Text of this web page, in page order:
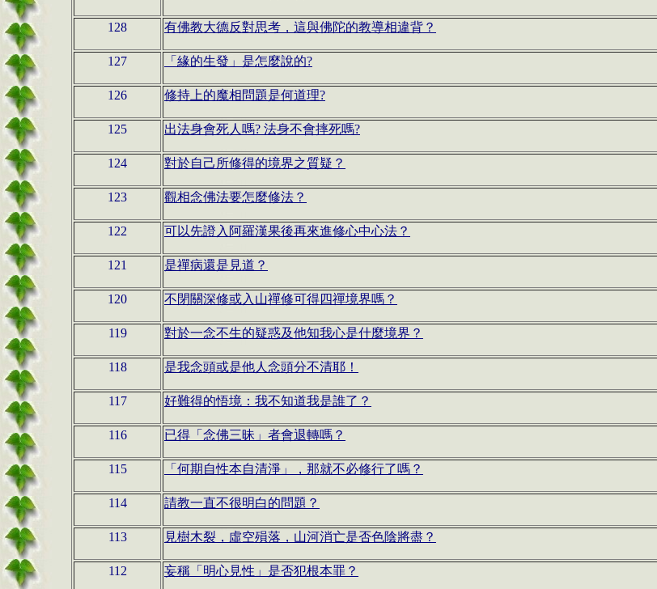
128
有佛教大德反對思考，這與佛陀的教導相違背？
127
「緣的生發」是怎麼說的?
126
修持上的魔相問題是何道理?
125
出法身會死人嗎? 法身不會摔死嗎?
124
對於自己所修得的境界之質疑？
123
觀相念佛法要怎麼修法？
122
可以先證入阿羅漢果後再來進修心中心法？
121
是禪病還是見道？
120
不閉關深修或入山禪修可得四禪境界嗎？
119
對於一念不生的疑惑及他知我心是什麼境界？
118
是我念頭或是他人念頭分不清耶！
117
好難得的悟境：我不知道我是誰了？
116
已得「念佛三昧」者會退轉嗎？
115
「何期自性本自清淨」，那就不必修行了嗎？
114
請教一直不很明白的問題？
113
見樹木裂，虛空殞落，山河消亡是否色陰將盡？
112
妄稱「明心見性」是否犯根本罪？